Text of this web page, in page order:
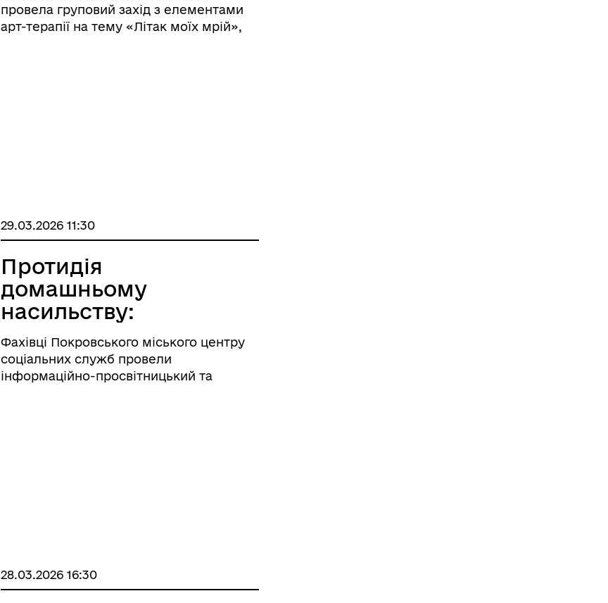
провела груповий захід з елементами
арт-терапії на тему «Літак моїх мрій»,
29.03.2026 11:30
Протидія
домашньому
насильству:
підтримка
мешканців громади
Фахівці Покровського міського центру
соціальних служб провели
інформаційно-просвітницький та
28.03.2026 16:30